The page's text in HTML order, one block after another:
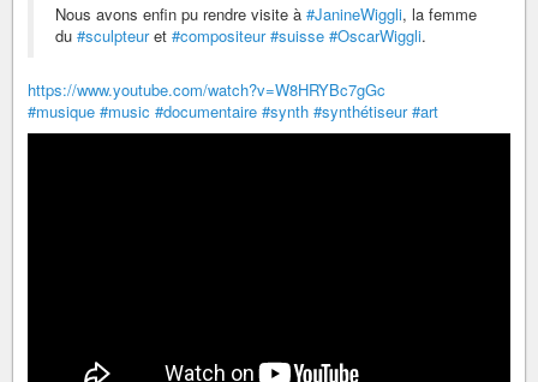
Nous avons enfin pu rendre visite à #JanineWiggli, la femme
du #sculpteuret #compositeur #suisse #OscarWiggli.
https://www.youtube.com/watch?v=W8HRYBc7gGc
#musique #music #documentaire #synth #synthétiseur #art